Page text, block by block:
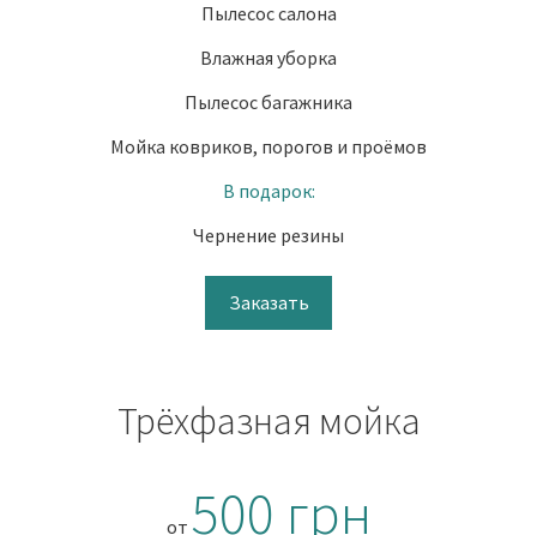
Пылесос салона
Влажная уборка
Пылесос багажника
Мойка ковриков, порогов и проёмов
В подарок:
Чернение резины
Заказать
Трёхфазная мойка
от 500 грн